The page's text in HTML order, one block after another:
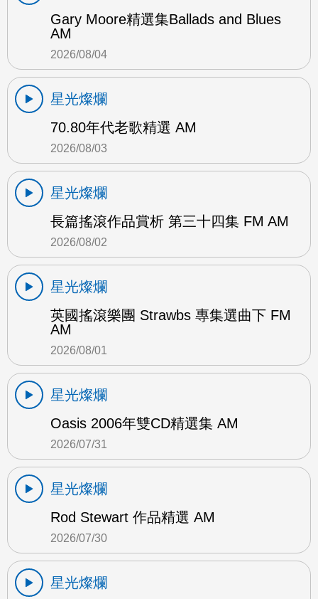
Gary Moore精選集Ballads and Blues
AM
2026/08/04
星光燦爛
70.80年代老歌精選 AM
2026/08/03
星光燦爛
長篇搖滾作品賞析 第三十四集 FM AM
2026/08/02
星光燦爛
英國搖滾樂團 Strawbs 專集選曲下 FM
AM
2026/08/01
星光燦爛
Oasis 2006年雙CD精選集 AM
2026/07/31
星光燦爛
Rod Stewart 作品精選 AM
2026/07/30
星光燦爛